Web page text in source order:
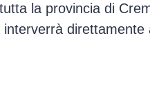
la provincia di